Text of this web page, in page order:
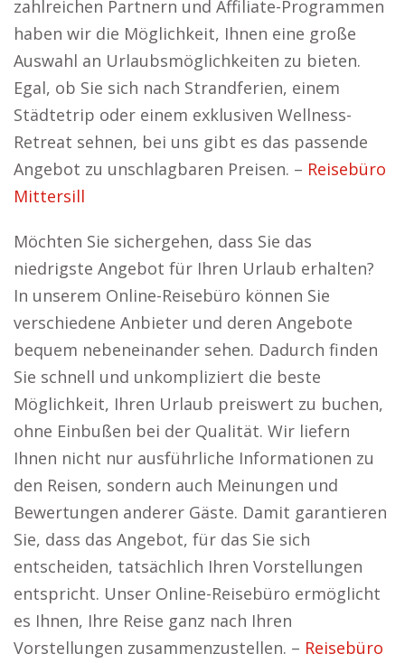
zahlreichen Partnern und Affiliate-Programmen
haben wir die Möglichkeit, Ihnen eine große
Auswahl an Urlaubsmöglichkeiten zu bieten.
Egal, ob Sie sich nach Strandferien, einem
Städtetrip oder einem exklusiven Wellness-
Retreat sehnen, bei uns gibt es das passende
Angebot zu unschlagbaren Preisen. – Reisebüro
Mittersill
Möchten Sie sichergehen, dass Sie das
niedrigste Angebot für Ihren Urlaub erhalten?
In unserem Online-Reisebüro können Sie
verschiedene Anbieter und deren Angebote
bequem nebeneinander sehen. Dadurch finden
Sie schnell und unkompliziert die beste
Möglichkeit, Ihren Urlaub preiswert zu buchen,
ohne Einbußen bei der Qualität. Wir liefern
Ihnen nicht nur ausführliche Informationen zu
den Reisen, sondern auch Meinungen und
Bewertungen anderer Gäste. Damit garantieren
Sie, dass das Angebot, für das Sie sich
entscheiden, tatsächlich Ihren Vorstellungen
entspricht. Unser Online-Reisebüro ermöglicht
es Ihnen, Ihre Reise ganz nach Ihren
Vorstellungen zusammenzustellen. – Reisebüro